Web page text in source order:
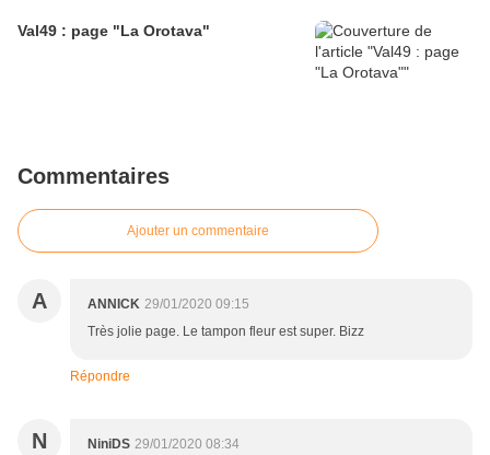
Val49 : page "La Orotava"
Commentaires
Ajouter un commentaire
A ANNICK 29/01/2020 09:15
Très jolie page. Le tampon fleur est super. Bizz
Répondre
N NiniDS 29/01/2020 08:34